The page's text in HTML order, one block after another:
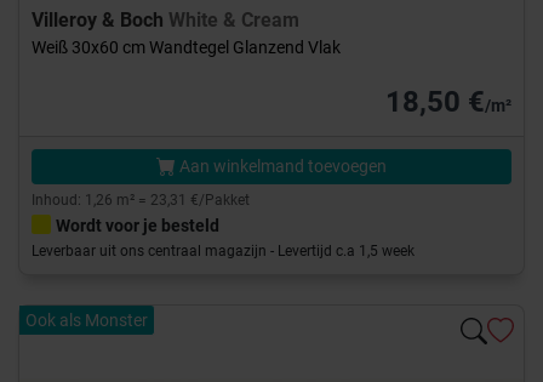
Villeroy & Boch White & Cream
Weiß 30x60 cm Wandtegel Glanzend Vlak
18,50 €/m²
Aan winkelmand toevoegen
Inhoud: 1,26 m² = 23,31 €/Pakket
Wordt voor je besteld
Leverbaar uit ons centraal magazijn - Levertijd c.a 1,5 week
Ook als Monster